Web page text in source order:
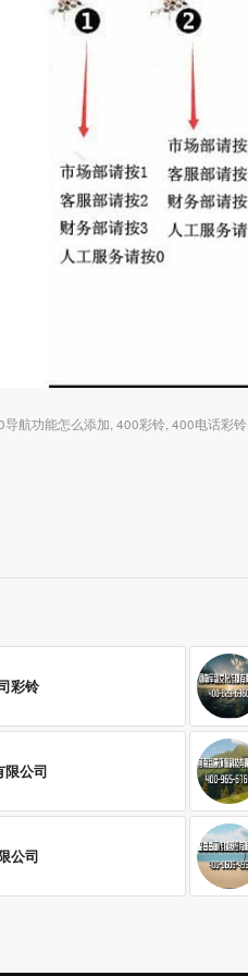
导航功能怎么添加 400彩铃 400电话彩铃
彩铃
限公司
公司